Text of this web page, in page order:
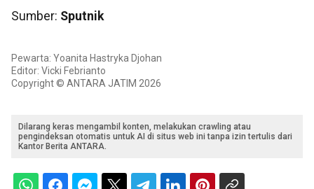
Sumber: Sputnik
Pewarta: Yoanita Hastryka Djohan
Editor: Vicki Febrianto
Copyright © ANTARA JATIM 2026
Dilarang keras mengambil konten, melakukan crawling atau
pengindeksan otomatis untuk AI di situs web ini tanpa izin tertulis dari
Kantor Berita ANTARA.